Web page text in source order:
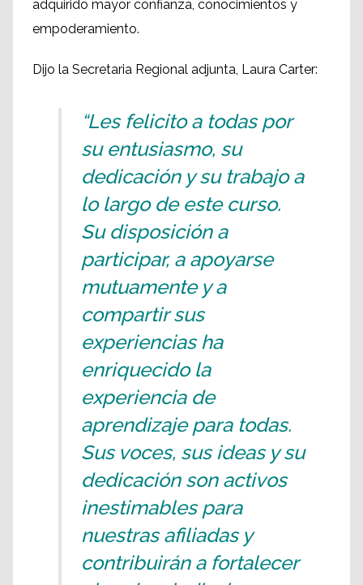
adquirido mayor confianza, conocimientos y
empoderamiento.
Dijo la Secretaria Regional adjunta, Laura Carter:
“Les felicito a todas por
su entusiasmo, su
dedicación y su trabajo a
lo largo de este curso.
Su disposición a
participar, a apoyarse
mutuamente y a
compartir sus
experiencias ha
enriquecido la
experiencia de
aprendizaje para todas.
Sus voces, sus ideas y su
dedicación son activos
inestimables para
nuestras afiliadas y
contribuirán a fortalecer